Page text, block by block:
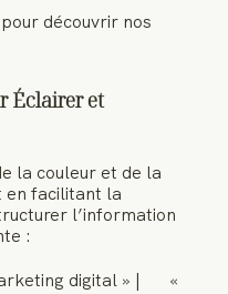
découvrir nos
Éclairer et
la couleur et de la
en facilitant la
l’information
:
digital » |
«